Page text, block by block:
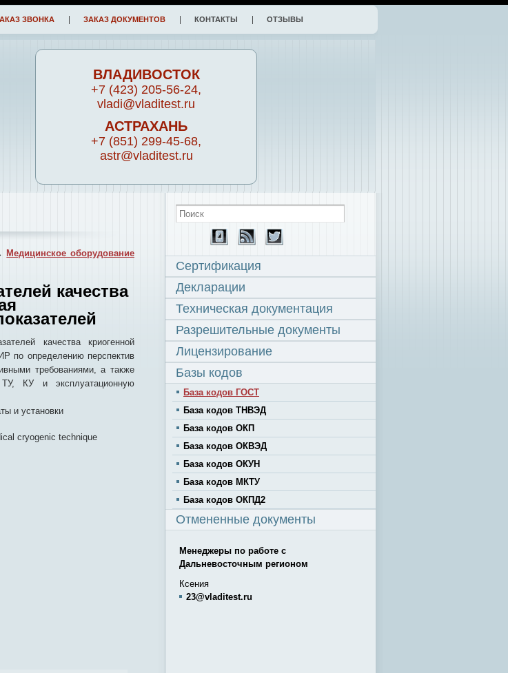
ЗВОНКА ЗАКАЗ ДОКУМЕНТОВ КОНТАКТЫ ОТЗЫВЫ
ВЛАДИВОСТОК
+7 (423) 205-56-24,
vladi@vladitest.ru
АСТРАХАНЬ
+7 (851) 299-45-68,
astr@vladitest.ru
Медицинское оборудование
качества
качества криогенной
по определению перспектив
требованиями, а также
КУ и эксплуатационную
и установки
cryogenic technique
Сертификация
Декларации
Техническая документация
Разрешительные документы
Лицензирование
Базы кодов
База кодов ГОСТ
База кодов ТНВЭД
База кодов ОКП
База кодов ОКВЭД
База кодов ОКУН
База кодов МКТУ
База кодов ОКПД2
Отмененные документы
Менеджеры по работе с
Дальневосточным регионом
Ксения
23@vladitest.ru